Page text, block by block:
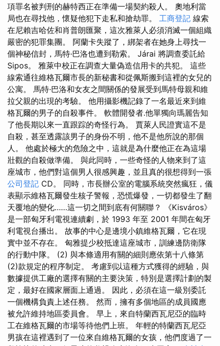
項罪名被判刑的赫特西正在準備一場契約殺人。 奧地利當
局也在尋找他，懷疑他犯下走私和搶劫罪。 工商登記 線索
在尼賴吉哈佐和肖普朗匯聚，這​​次雅萊人必須消滅一個組織
嚴密的犯罪集團。 阿蘭卡失蹤了，綁架者在她身上尋找一
個神秘信封，馬特·巴洛也遭到勒索。 Járai 將調查委託給
Sipos。 雅萊中校正在調查大量偽造信用卡的共犯。 這些
線索通往維格瓦爾市長的新秘書和從佩斯搬到這裡的女兒的
公寓。 馬特·巴洛和女友之間關係的發展受到馬特母親和維
拉父親的出現的考驗。 他用攝影機記錄了一名最近來到維
格瓦爾的男子的自殺事件。 軟體開發者.他單獨向瑪麗告知
了他長期以來一直跟踪的奇怪行為。 賈萊人民證實這不是
自殺，甚至透露該男子的身份不明，他不是他所說的那個
人。 他處於極大的危險之中，這就是為什麼他正在為這場
壯觀的自殺做準備。 與此同時，一些奇怪的人物來到了這
座城市，他們對這個男人很感興趣，並且真的很想得到一張
公司登記 CD。 同時，市長辦公室的電腦系統突然瘋狂，儀
表顯示維格瓦爾發生核子警報，恐慌爆發，一切都發生了翻
天覆地的變化……這一切之間到底有何關聯？ 《Kisváros》
是一部匈牙利電視連續劇，於 1993 年至 2001 年間在匈牙
利電視台播出。 故事的中心是邊境小鎮維格瓦爾，它在現
實中並不存在。 匈雅提少校抵達這座城市，訓練邊防衛隊
的行動中隊。 (2) 與本條適用有關的細則應依第十八條第
(2)款規定的程序制定。 考慮到以這種方式獲得的經驗，與
數據提供工廠的選擇有關的主要決策，特別是選擇計劃的製
定，最好在國家層面上通過。 因此，必須在這一級別委託
一個機構負責上述任務。 然而，擁有多個地區的成員國應
被允許維持地區委員會。 早上，來自特蘭西瓦尼亞的臨時
工在維格瓦爾的市場等待他們上班。 年輕的特蘭西瓦尼亞
男孩在這裡遇到了一位來自維格瓦爾的女孩，他們度過了一